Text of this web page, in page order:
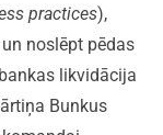
practices),
noslēpt pēdas
likvidācija
Bunkus